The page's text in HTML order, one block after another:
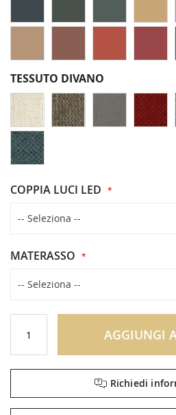
TESSUTO DIVANO
COPPIA LUCI LED
MATERASSO
AGGIUNGI
Richiedi